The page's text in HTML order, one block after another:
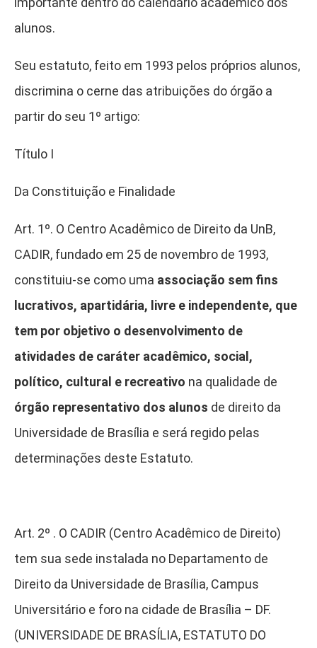
alunos.
Seu estatuto, feito em 1993 pelos próprios alunos,
discrimina o cerne das atribuições do órgão a
partir do seu 1º artigo:
Título I
Da Constituição e Finalidade
Art. 1º. O Centro Acadêmico de Direito da UnB,
CADIR, fundado em 25 de novembro de 1993,
constituiu-se como uma associação sem fins
lucrativos, apartidária, livre e independente, que
tem por objetivo o desenvolvimento de
atividades de caráter acadêmico, social,
político, cultural e recreativo na qualidade de
órgão representativo dos alunos de direito da
Universidade de Brasília e será regido pelas
determinações deste Estatuto.
Art. 2º . O CADIR (Centro Acadêmico de Direito)
tem sua sede instalada no Departamento de
Direito da Universidade de Brasília, Campus
Universitário e foro na cidade de Brasília – DF.
(UNIVERSIDADE DE BRASÍLIA, ESTATUTO DO